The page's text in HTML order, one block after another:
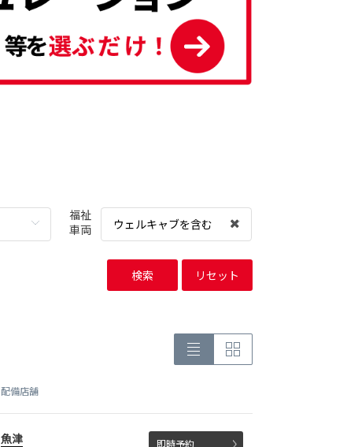
福祉
車両
ウェルキャブを含む
検索 リセット
配備店舗
魚津
即時予約